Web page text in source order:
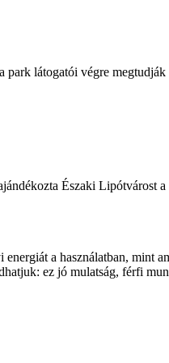
látogatói végre megtudják
Északi Lipótvárost a
a használatban, mint
ez jó mulatság, férfi